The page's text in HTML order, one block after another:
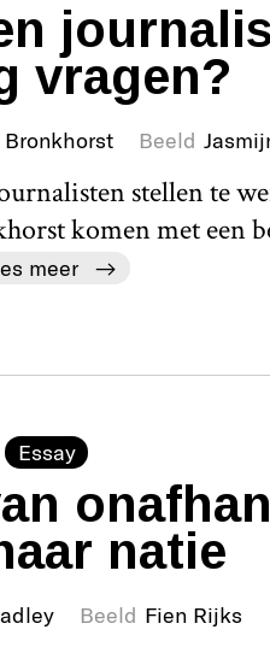
vragen?
Beeld
stellen te
komen met een
meer
Essay
natie
Beeld Fien Rijks